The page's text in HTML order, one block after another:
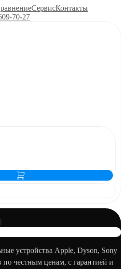
СервисКонтакты
устройства Apple, Dyson, Sony
честным ценам, с гарантией и